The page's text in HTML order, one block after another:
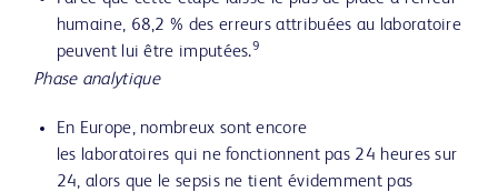
humaine, 68,2 % des erreurs attribuées au laboratoire
peuvent lui être imputées.9
Phase analytique
En Europe, nombreux sont encore
les laboratoires qui ne fonctionnent pas 24 heures sur
24, alors que le sepsis ne tient évidemment pas